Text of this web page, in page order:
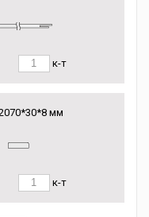
к-т
мм
к-т